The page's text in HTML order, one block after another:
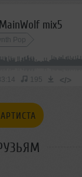
mix5
Pop
195 </>